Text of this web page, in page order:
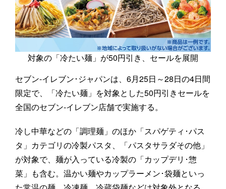
対象の「冷たい麺」が50円引き、セールを展開
セブン‐イレブン･ジャパンは、6月25日～28日の4日間
限定で、「冷たい麺」を対象とした50円引きセールを
全国のセブン‐イレブン店舗で実施する。
冷し中華などの「調理麺」のほか「スパゲティ･パス
タ」カテゴリの冷製パスタ、「パスタサラダその他」
が対象で、麺が入っている冷製の「カップデリ･惣
菜」も含む。温かい麺やカップラーメン･袋麺といっ